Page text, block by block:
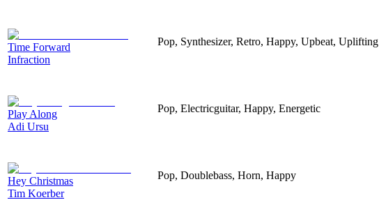
Time Forward
Infraction
Pop, Synthesizer, Retro, Happy, Upbeat, Uplifting
Play Along
Adi Ursu
Pop, Electricguitar, Happy, Energetic
Hey Christmas
Tim Koerber
Pop, Doublebass, Horn, Happy